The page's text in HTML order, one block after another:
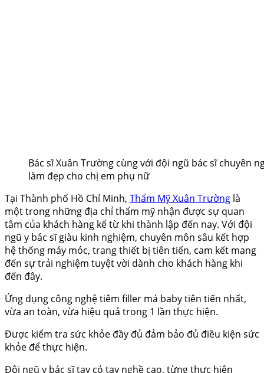
Bác sĩ Xuân Trường cùng với đội ngũ bác sĩ chuyên
làm đẹp cho chị em phụ nữ
Tại Thành phố Hồ Chí Minh, Thẩm Mỹ Xuân Trường là
một trong những địa chỉ thẩm mỹ nhận được sự quan
tâm của khách hàng kể từ khi thành lập đến nay. Với đội
ngũ y bác sĩ giàu kinh nghiệm, chuyên môn sâu kết hợp
hệ thống máy móc, trang thiết bị tiên tiến, cam kết mang
đến sự trải nghiệm tuyệt vời dành cho khách hàng khi
đến đây.
Ứng dụng công nghệ tiêm filler má baby tiên tiến nhất,
vừa an toàn, vừa hiệu quả trong 1 lần thực hiện.
Được kiểm tra sức khỏe đầy đủ đảm bảo đủ điều kiện sức
khỏe để thực hiện.
Đội ngũ y bác sĩ tay có tay nghề cao, từng thực hiện